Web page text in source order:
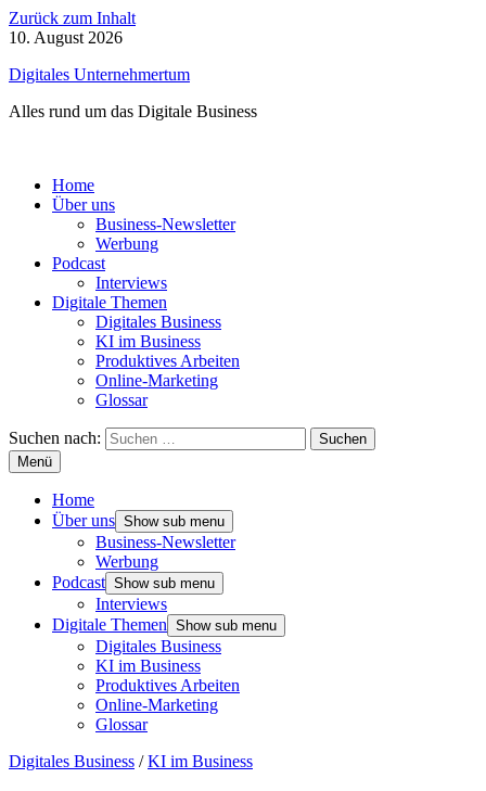
Zurück zum Inhalt
10. August 2026
Digitales Unternehmertum
Alles rund um das Digitale Business
Home
Über uns
Business-Newsletter
Werbung
Podcast
Interviews
Digitale Themen
Digitales Business
KI im Business
Produktives Arbeiten
Online-Marketing
Glossar
Suchen nach:
Menü
Home
Über uns Show sub menu
Business-Newsletter
Werbung
Podcast Show sub menu
Interviews
Digitale Themen Show sub menu
Digitales Business
KI im Business
Produktives Arbeiten
Online-Marketing
Glossar
Digitales Business /KI im Business